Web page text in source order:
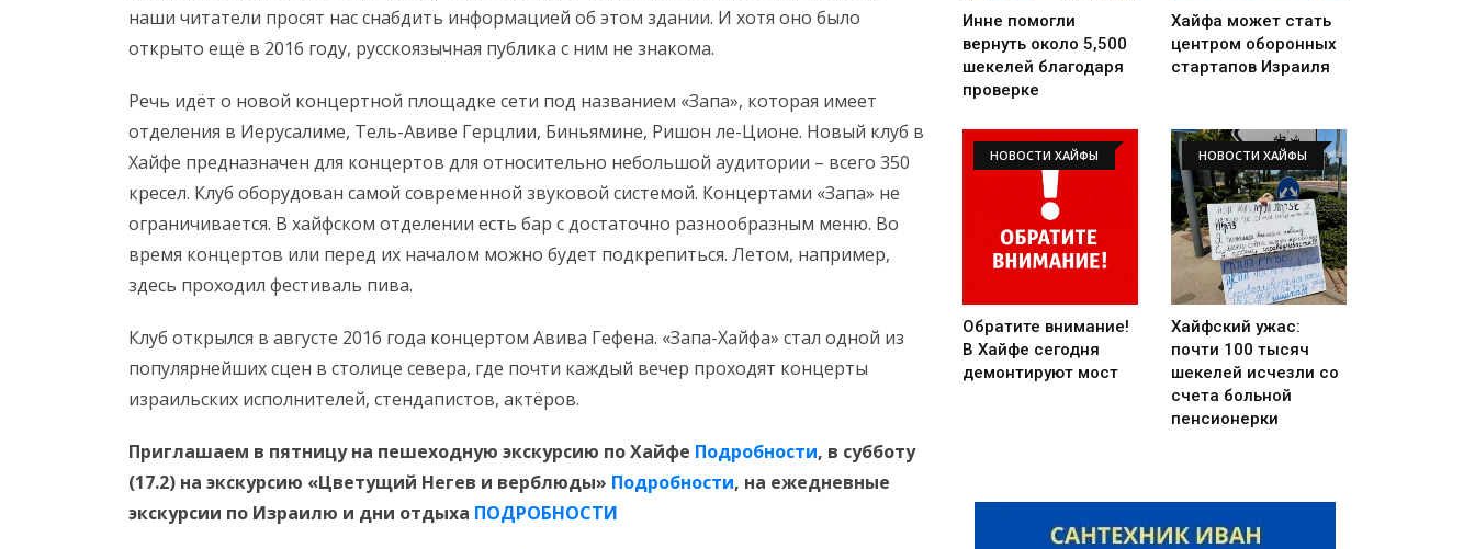
наши читатели просят нас снабдить информацией об этом здании. И хотя оно было
открыто ещё в 2016 году, русскоязычная публика с ним не знакома.
Речь идёт о новой концертной площадке сети под названием «Запа», которая имеет
отделения в Иерусалиме, Тель-Авиве Герцлии, Биньямине, Ришон ле-Ционе. Новый клуб в
Хайфе предназначен для концертов для относительно небольшой аудитории – всего 350
кресел. Клуб оборудован самой современной звуковой системой. Концертами «Запа» не
ограничивается. В хайфском отделении есть бар с достаточно разнообразным меню. Во
время концертов или перед их началом можно будет подкрепиться. Летом, например,
здесь проходил фестиваль пива.
Клуб открылся в августе 2016 года концертом Авива Гефена. «Запа-Хайфа» стал одной из
популярнейших сцен в столице севера, где почти каждый вечер проходят концерты
израильских исполнителей, стендапистов, актёров.
Приглашаем в пятницу на пешеходную экскурсию по Хайфе Подробности, в субботу
(17.2) на экскурсию «Цветущий Негев и верблюды» Подробности, на ежедневные
экскурсии по Израилю и дни отдыха ПОДРОБНОСТИ
Инне помогли
вернуть около 5,500
шекелей благодаря
проверке
Хайфа может стать
центром оборонных
стартапов Израиля
НОВОСТИ ХАЙФЫ
Обратите внимание!
В Хайфе сегодня
демонтируют мост
НОВОСТИ ХАЙФЫ
Хайфский ужас:
почти 100 тысяч
шекелей исчезли со
счета больной
пенсионерки